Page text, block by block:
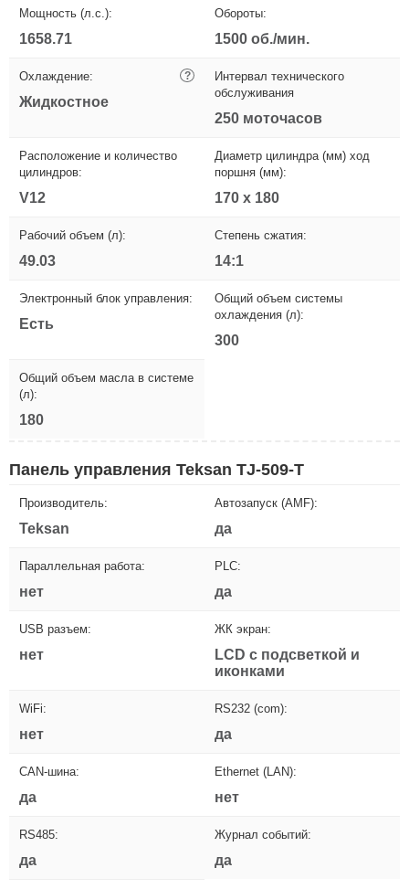
Мощность (л.с.):
1658.71
Обороты:
1500 об./мин.
Охлаждение: ?
Жидкостное
Интервал технического
обслуживания
250 моточасов
Расположение и количество
цилиндров:
V12
Диаметр цилиндра (мм) ход
поршня (мм):
170 x 180
Рабочий объем (л):
49.03
Степень сжатия:
14:1
Электронный блок управления:
Есть
Общий объем системы
охлаждения (л):
300
Общий объем масла в системе
(л):
180
Панель управления Teksan TJ-509-T
Производитель:
Teksan
Автозапуск (AMF):
да
Параллельная работа:
нет
PLC:
да
USB разъем:
нет
ЖК экран:
LCD с подсветкой и
иконками
WiFi:
нет
RS232 (com):
да
CAN-шина:
да
Ethernet (LAN):
нет
RS485:
да
Журнал событий:
да